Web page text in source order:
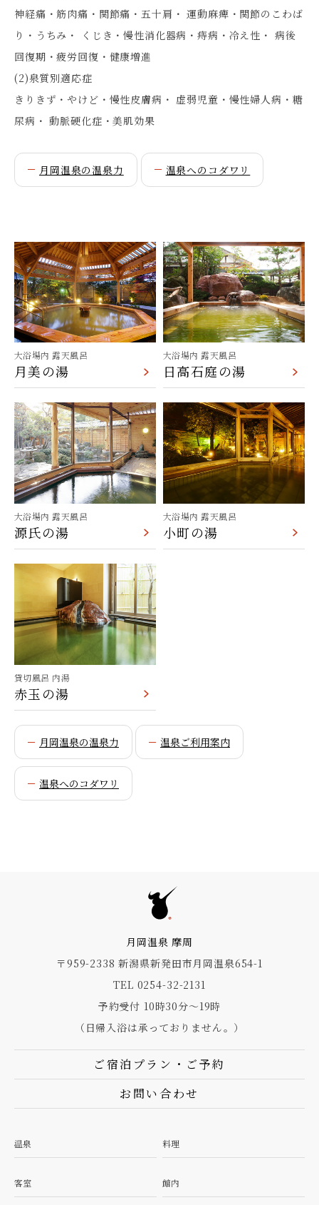
神経痛・筋肉痛・関節痛・五十肩・ 運動麻痺・関節のこわば
り・うちみ・ くじき・慢性消化器病・痔病・冷え性・ 病後
回復期・疲労回復・健康増進
(2)泉質別適応症
きりきず・やけど・慢性皮膚病・ 虚弱児童・慢性婦人病・糖
尿病・ 動脈硬化症・美肌効果
月岡温泉の温泉力 温泉へのコダワリ
大浴場内 露天風呂
月美の湯
大浴場内 露天風呂
日高石庭の湯
大浴場内 露天風呂
源氏の湯
大浴場内 露天風呂
小町の湯
貸切風呂 内湯
赤玉の湯
月岡温泉の温泉力 温泉ご利用案内
温泉へのコダワリ
温泉 料理
客室 館内
月岡温泉 摩周
〒959-2338 新潟県新発田市月岡温泉654-1
TEL 0254-32-2131
予約受付 10時30分～19時
（日帰入浴は承っておりません。）
ご宿泊プラン・ご予約
お問い合わせ